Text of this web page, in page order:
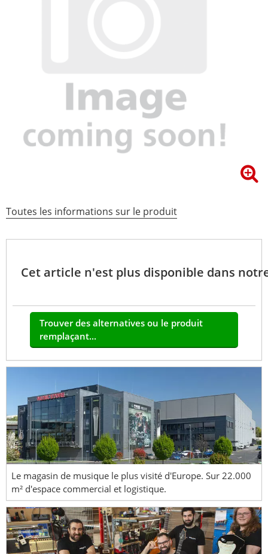
Toutes les informations sur le produit
Cet article n'est plus disponible dans
Trouver des alternatives ou le produit
remplaçant...
Le magasin de musique le plus visité d'Europe. Sur 22.000
m² d'espace commercial et logistique.